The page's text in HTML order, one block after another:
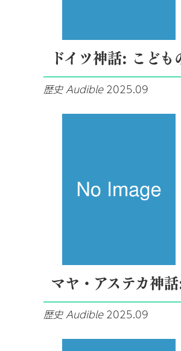
ドイツ神話: こど
歴史 Audible 2025.09
マヤ・アステカ神
歴史 Audible 2025.09